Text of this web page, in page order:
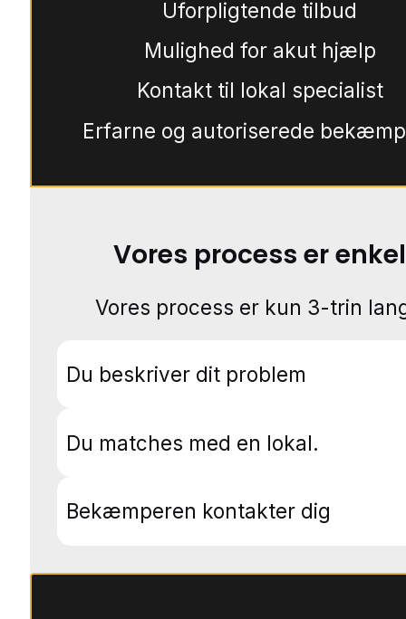
Uforpligtende tilbud
Mulighed for akut hjælp
Kontakt til lokal specialist
Erfarne og autoriserede
Vores process er enkel
Vores process er kun 3-trin
Du beskriver dit problem
Du matches med en lokal.
Bekæmperen kontakter dig